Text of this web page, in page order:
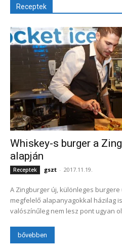
Receptek
Whiskey-s burger a
alapján
Receptek gszt - 2017.11.19.
A Zingburger új, különleges
megfelelő alapanyagokkal házilag
valószínűleg nem lesz pont ugyan
bővebben